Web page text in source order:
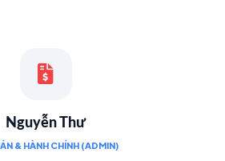
Nguyễn Thư
& HÀNH CHÍNH (ADMIN)